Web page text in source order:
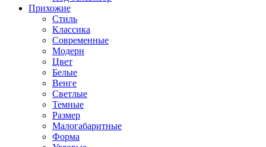
Прихожие
Стиль
Классика
Современные
Модерн
Цвет
Белые
Венге
Светлые
Темные
Размер
Малогабаритные
Форма